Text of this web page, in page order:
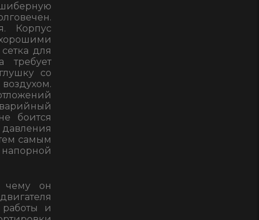
Корпус
для
требует
со
боится
самым
чему он
и